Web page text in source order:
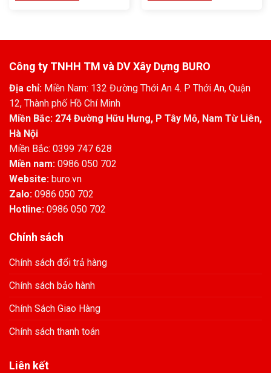
Công ty TNHH TM và DV Xây Dựng BURO
Địa chỉ: Miền Nam: 132 Đường Thới An 4. P Thới An, Quận
12, Thành phố Hồ Chí Minh
Miền Bắc: 274 Đường Hữu Hưng, P Tây Mỗ, Nam Từ Liên,
Hà Nội
Miền Bắc: 0399 747 628
Miền nam: 0986 050 702
Website: buro.vn
Zalo: 0986 050 702
Hotline: 0986 050 702
Chính sách
Chính sách đổi trả hàng
Chính sách bảo hành
Chính Sách Giao Hàng
Chính sách thanh toán
Liên kết